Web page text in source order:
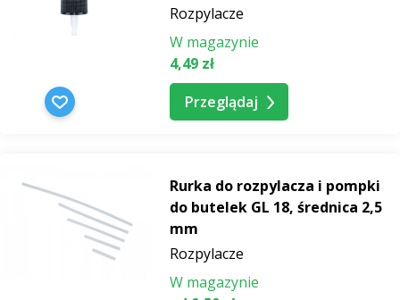
Rozpylacze
W magazynie
4,49 zł
Przeglądaj
Rurka do rozpylacza i pompki
do butelek GL 18, średnica 2,5
mm
Rozpylacze
W magazynie